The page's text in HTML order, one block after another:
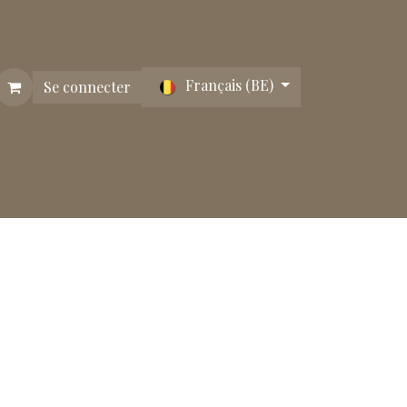
Se connecter Français (BE)